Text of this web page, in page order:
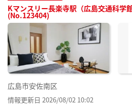
Kマンスリー長楽寺駅（広島交通科学
(No.123404)
広島市安佐南区
情報更新日 2026/08/02 10:02